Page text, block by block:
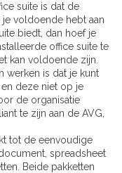
suite is dat de
voldoende hebt aan
biedt, dan hoef je
office suite te
kan voldoende zijn.
werken is dat je kunt
deze niet op je
de organisatie
te zijn aan de AVG,
tot de eenvoudige
spreadsheet
Beide pakketten